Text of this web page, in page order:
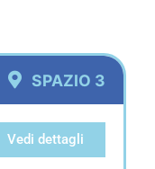
SPAZIO 3
Vedi dettagli